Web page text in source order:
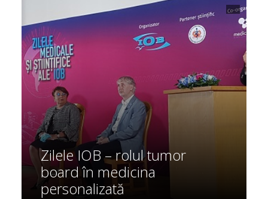
Zilele IOB – rolul tumor
board în medicina
personalizată